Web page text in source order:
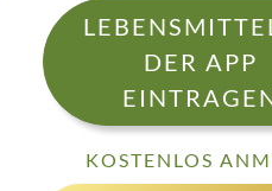
DER APP
KOSTENLOS